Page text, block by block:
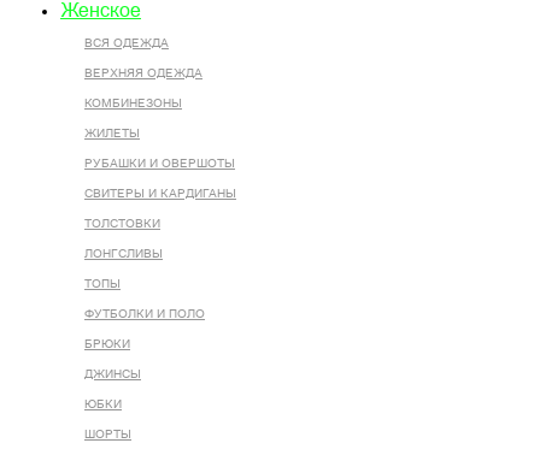
Женское
ВСЯ ОДЕЖДА
ВЕРХНЯЯ ОДЕЖДА
КОМБИНЕЗОНЫ
ЖИЛЕТЫ
РУБАШКИ И ОВЕРШОТЫ
СВИТЕРЫ И КАРДИГАНЫ
ТОЛСТОВКИ
ЛОНГСЛИВЫ
ТОПЫ
ФУТБОЛКИ И ПОЛО
БРЮКИ
ДЖИНСЫ
ЮБКИ
ШОРТЫ